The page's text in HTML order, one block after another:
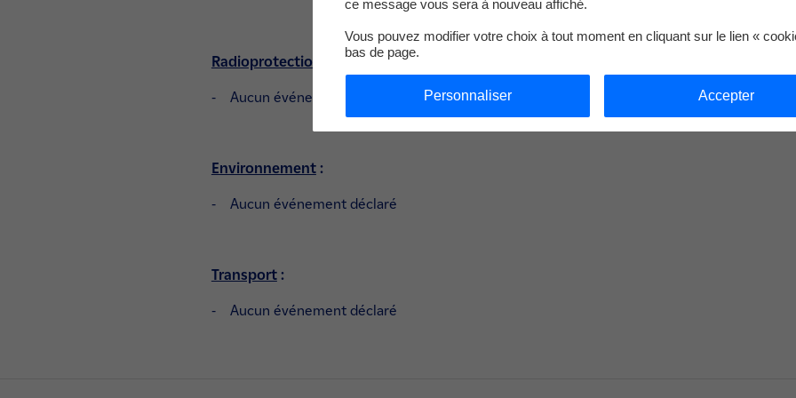
Radioprotection
- Aucun événement déclaré
Environnement:
- Aucun événement déclaré
Transport:
- Aucun événement déclaré
ce message vous sera à nouveau affiché.
Vous pouvez modifier votre choix à tout moment en cliquant sur le lien «
bas de page.
Personnaliser Accepter